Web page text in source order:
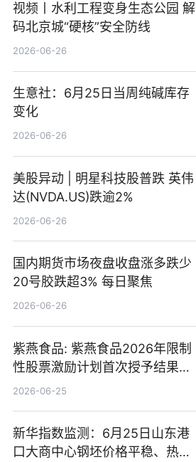
视频丨水利工程变身生态公园 解
码北京城“硬核”安全防线
2026-06-26
生意社：6月25日当周纯碱库存
变化
2026-06-26
美股异动 | 明星科技股普跌 英伟
达(NVDA.US)跌逾2%
2026-06-26
国内期货市场夜盘收盘涨多跌少
20号胶跌超3% 每日聚焦
2026-06-26
紫燕食品: 紫燕食品2026年限制
性股票激励计划首次授予结果公
告-微资讯
2026-06-25
新华指数监测：6月25日山东港
口大商中心钢坯价格平稳、热轧